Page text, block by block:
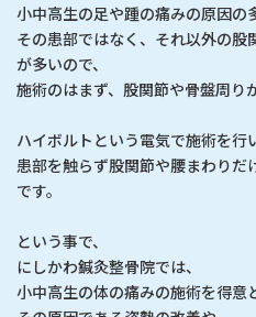
小中高生の足や踵の痛みの原因の
その患部ではなく、それ以外の股
が多いので、
施術のはまず、股関節や骨盤周り
ハイボルトという電気で施術を行
患部を触らず股関節や腰まわりだ
です。
という事で、
にしかわ鍼灸整骨院では、
小中高生の体の痛みの施術を得意